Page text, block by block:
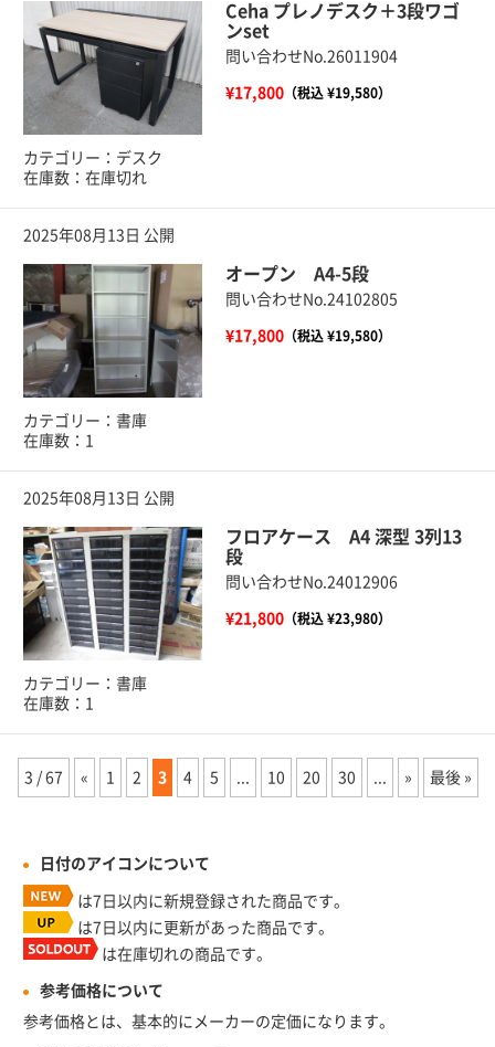
Ceha プレノデスク＋3段ワゴ
ンset
問い合わせNo.26011904
¥17,800（税込 ¥19,580）
カテゴリー：デスク
在庫数：在庫切れ
2025年08月13日 公開
オープン A4-5段
問い合わせNo.24102805
¥17,800（税込 ¥19,580）
カテゴリー：書庫
在庫数：1
2025年08月13日 公開
フロアケース A4 深型 3列13
段
問い合わせNo.24012906
¥21,800（税込 ¥23,980）
カテゴリー：書庫
在庫数：1
3 / 67 « 1 2 3 4 5 10 20 30 » 最後 »
日付のアイコンについて
は7日以内に新規登録された商品です。
は7日以内に更新があった商品です。
は在庫切れの商品です。
参考価格について
参考価格とは、基本的にメーカーの定価になります。